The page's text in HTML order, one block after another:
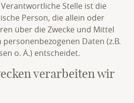
Stelle ist die
Person, die allein oder
über die Zwecke und Mittel
Daten (z.B.
o. Ä.) entscheidet.
verarbeiten wir